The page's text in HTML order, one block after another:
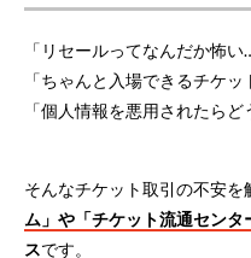
「リセールってなんだか怖い…
「ちゃんと入場できるチケッ
「個人情報を悪用されたらど
そんなチケット取引の不安を
ム」や「チケット流通セン
スです。